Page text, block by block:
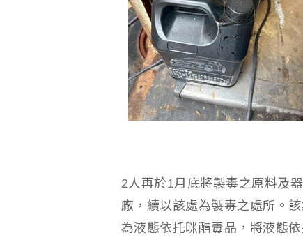
2人再於1月底將製毒之原料及
廠，續以該處為製毒之處所。
為液態依托咪酯毒品，將液態